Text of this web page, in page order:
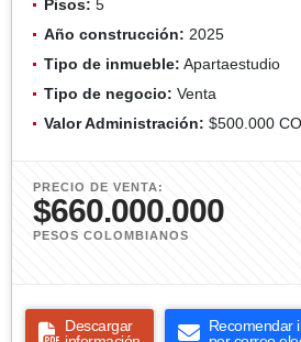
Pisos: 5
Año construcción: 2025
Tipo de inmueble: Apartaestudio
Tipo de negocio: Venta
Valor Administración: $500.000
PRECIO DE VENTA:
$660.000.000
PESOS COLOMBIANOS
Descargar
Recomendar